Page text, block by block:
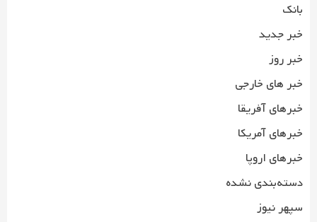
بانک
خبر جدید
خبر روز
خبر های خارجی
خبرهای آفریقا
خبرهای آمریکا
خبرهای اروپا
دسته‌بندی نشده
سپهر نیوز